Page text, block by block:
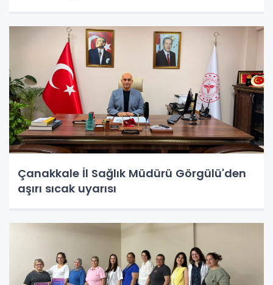
Çanakkale İl Sağlık Müdürü Görgülü'den
aşırı sıcak uyarısı